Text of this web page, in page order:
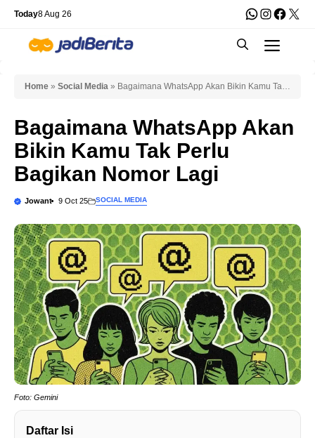
Skip
content
Today8 Aug 26 WhatsApp
X
Home » Social Media » Bagaimana WhatsApp Akan Bikin Kamu Tak
Bagaimana WhatsApp Akan
Bikin Kamu Tak Perlu
Bagikan Nomor Lagi
Jowant 9 Oct 25 SOCIAL MEDIA
Foto: Gemini
Daftar Isi